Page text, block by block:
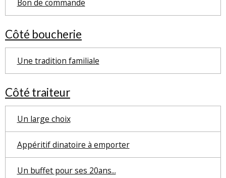
Bon de commande
Côté boucherie
Une tradition familiale
Côté traiteur
Un large choix
Appéritif dinatoire à emporter
Un buffet pour ses 20ans...